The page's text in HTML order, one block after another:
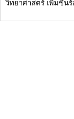
วิทยาศาสตร์ เพิ่มขึ้นร้